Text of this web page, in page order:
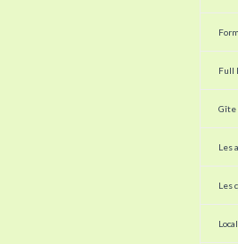
Full
Gîte
Les
Les